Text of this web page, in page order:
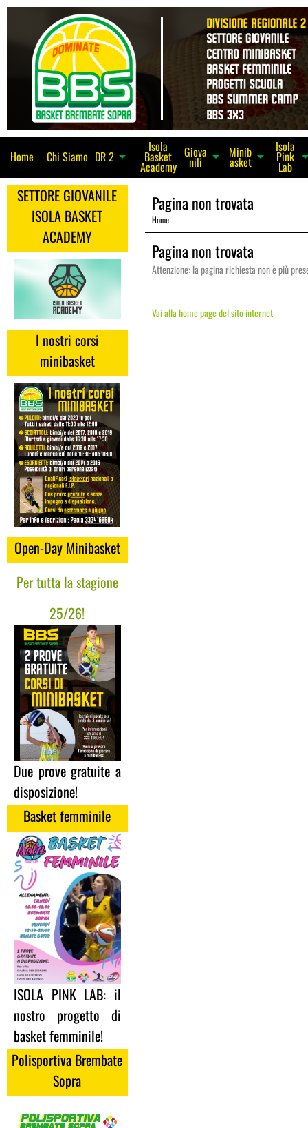
Home Chi Siamo DR 2 arrow_drop_down
Isola
Basket
Academy
Giova
nili arrow_drop_down Minib
asket arrow_drop_down
Isola
Pink
Lab
SETTORE GIOVANILE
ISOLA BASKET
ACADEMY
I nostri corsi
minibasket
Open-Day Minibasket
Per tutta la stagione
25/26!
Due prove gratuite a
disposizione!
Basket femminile
ISOLA PINK LAB: il
nostro progetto di
basket femminile!
Polisportiva Brembate
Sopra
Pagina non trovata
Home
Pagina non trovata
Attenzione: la pagina richiesta non è più
Vai alla home page del sito internet